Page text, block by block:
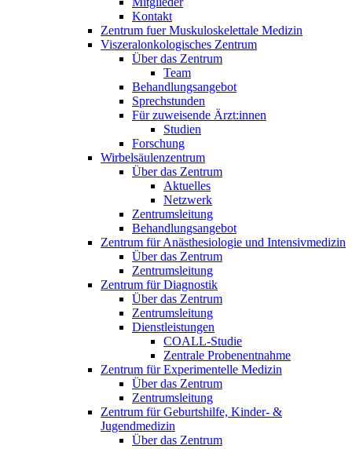
Kontakt
Zentrum fuer Muskuloskelettale Medizin
Viszeral­onkologisches Zentrum
Über das Zentrum
Team
Behandlungsangebot
Sprechstunden
Für zuweisende Ärzt:innen
Studien
Forschung
Wirbelsäulenzentrum
Über das Zentrum
Aktuelles
Netzwerk
Zentrumsleitung
Behandlungsangebot
Zentrum für Anästhesiologie und Intensivmedizin
Über das Zentrum
Zentrumsleitung
Zentrum für Diagnostik
Über das Zentrum
Zentrumsleitung
Dienstleistungen
COALL-Studie
Zentrale Probenentnahme
Zentrum für Experimentelle Medizin
Über das Zentrum
Zentrumsleitung
Zentrum für Geburtshilfe, Kinder- &
Jugendmedizin
Über das Zentrum